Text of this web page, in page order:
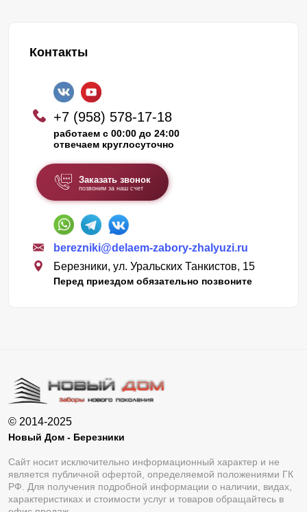
Контакты
+7 (958) 578-17-18
работаем с 00:00 до 24:00
отвечаем круглосуточно
Заказать звонок
позвоним за наш счет
berezniki@delaem-zabory-zhalyuzi.ru
Березники, ул. Уральских Танкистов, 15
Перед приездом обязательно позвоните
© 2014-2025
Новый Дом - Березники
Сайт носит исключительно информационный характер и не
является публичной офертой, определяемой положениями ГК
РФ. Для получения подробной информации о наличии, видах,
характеристиках и стоимости услуг и товаров обращайтесь в